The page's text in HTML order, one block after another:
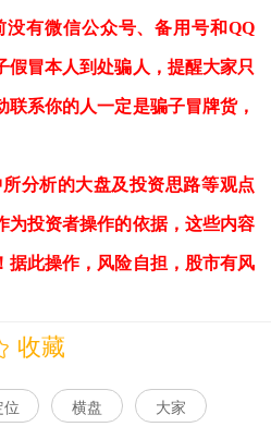
没有微信公众号、备用号和QQ
假冒本人到处骗人，提醒大家只
系你的人一定是骗子冒牌货，
分析的大盘及投资思路等观点
为投资者操作的依据，这些内容
据此操作，风险自担，股市有风
收藏
位 横盘 大家